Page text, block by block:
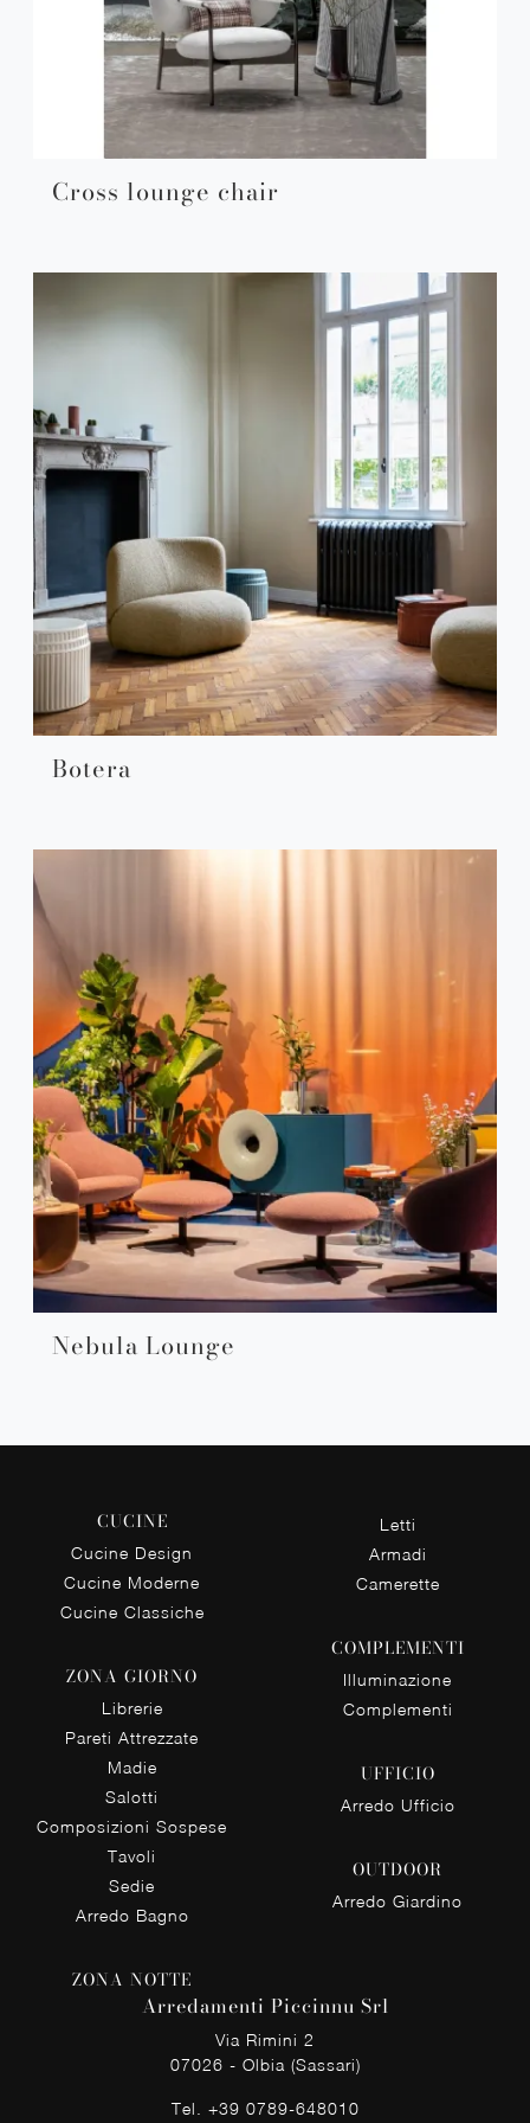
Cross lounge chair
Botera
Nebula Lounge
CUCINE
Cucine Design
Cucine Moderne
Cucine Classiche
ZONA GIORNO
Librerie
Pareti Attrezzate
Madie
Salotti
Composizioni Sospese
Tavoli
Sedie
Arredo Bagno
ZONA NOTTE
Letti
Armadi
Camerette
COMPLEMENTI
Illuminazione
Complementi
UFFICIO
Arredo Ufficio
OUTDOOR
Arredo Giardino
Arredamenti Piccinnu Srl
Via Rimini 2
07026 - Olbia (Sassari)
Tel. +39 0789-648010